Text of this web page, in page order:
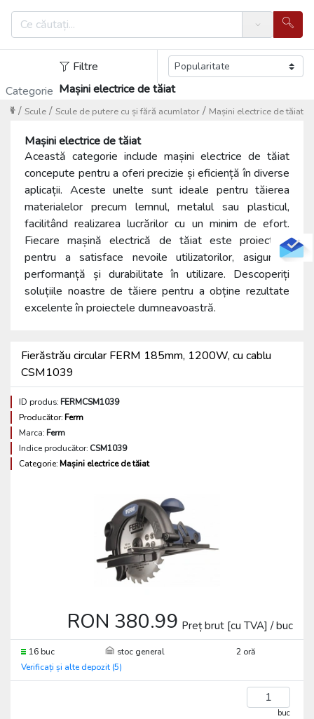
Search
Filtre
Categorie Mașini electrice de tăiat
Mașini electrice de tăiat
/
Scule de putere cu și fără acumlator
/
Scule
/
Mașini electrice de tăiat
Această categorie include mașini electrice de tăiat
concepute pentru a oferi precizie și eficiență în diverse
aplicații. Aceste unelte sunt ideale pentru tăierea
materialelor precum lemnul, metalul sau plasticul,
facilitând realizarea lucrărilor cu un minim de efort.
Fiecare mașină electrică de tăiat este proiectată
pentru a satisface nevoile utilizatorilor, asigurând
performanță și durabilitate în utilizare. Descoperiți
soluțiile noastre de tăiere pentru a obține rezultate
excelente în proiectele dumneavoastră.
Fierăstrău circular FERM 185mm, 1200W, cu cablu
CSM1039
ID produs:FERMCSM1039
Producător:Ferm
Marca:Ferm
Indice producător: CSM1039
Categorie:Mașini electrice de tăiat
RON 380.99 Preț brut [cu TVA] / buc
16 buc stoc general
2 oră
Verificați și alte depozit (5)
buc